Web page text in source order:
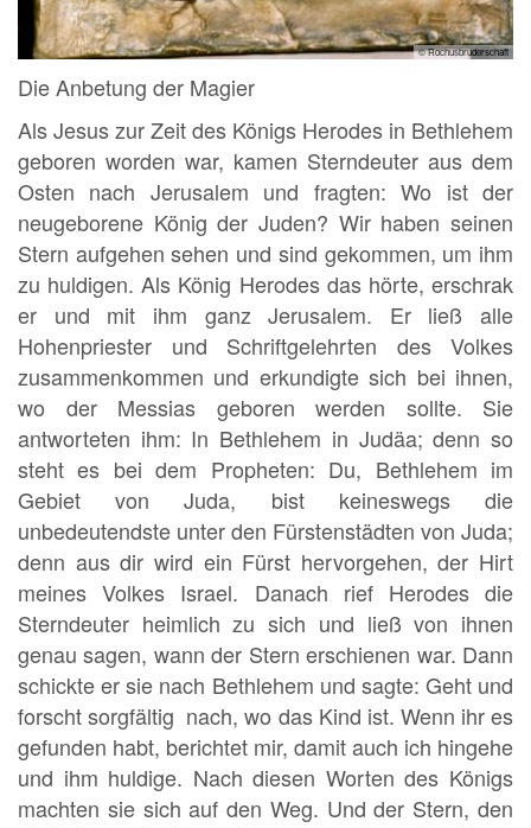
© Rochusbruderschaft
Die Anbetung der Magier
Als Jesus zur Zeit des Königs Herodes in Bethlehem
geboren worden war, kamen Sterndeuter aus dem
Osten nach Jerusalem und fragten: Wo ist der
neugeborene König der Juden? Wir haben seinen
Stern aufgehen sehen und sind gekommen, um ihm
zu huldigen. Als König Herodes das hörte, erschrak
er und mit ihm ganz Jerusalem. Er ließ alle
Hohenpriester und Schriftgelehrten des Volkes
zusammenkommen und erkundigte sich bei ihnen,
wo der Messias geboren werden sollte. Sie
antworteten ihm: In Bethlehem in Judäa; denn so
steht es bei dem Propheten: Du, Bethlehem im
Gebiet von Juda, bist keineswegs die
unbedeutendste unter den Fürstenstädten von Juda;
denn aus dir wird ein Fürst hervorgehen, der Hirt
meines Volkes Israel. Danach rief Herodes die
Sterndeuter heimlich zu sich und ließ von ihnen
genau sagen, wann der Stern erschienen war. Dann
schickte er sie nach Bethlehem und sagte: Geht und
forscht sorgfältig nach, wo das Kind ist. Wenn ihr es
gefunden habt, berichtet mir, damit auch ich hingehe
und ihm huldige. Nach diesen Worten des Königs
machten sie sich auf den Weg. Und der Stern, den